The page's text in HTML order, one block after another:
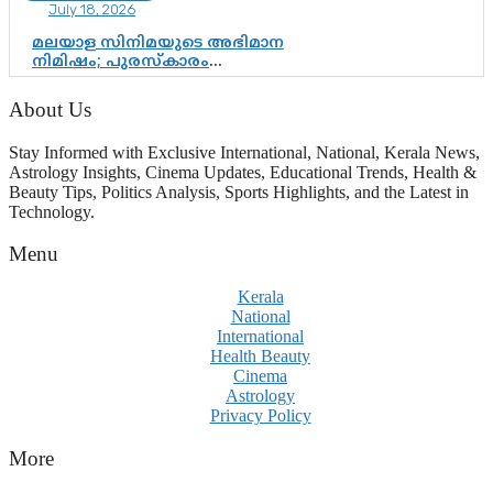
July 18, 2026
മലയാള സിനിമയുടെ അഭിമാന
നിമിഷം; പുരസ്‌കാരം
ആഘോഷമാകട്ടെ, മികവ് ശീലമാകട്ടെ
About Us
Stay Informed with Exclusive International, National, Kerala News,
Astrology Insights, Cinema Updates, Educational Trends, Health &
Beauty Tips, Politics Analysis, Sports Highlights, and the Latest in
Technology.
Menu
Kerala
National
International
Health Beauty
Cinema
Astrology
Privacy Policy
More